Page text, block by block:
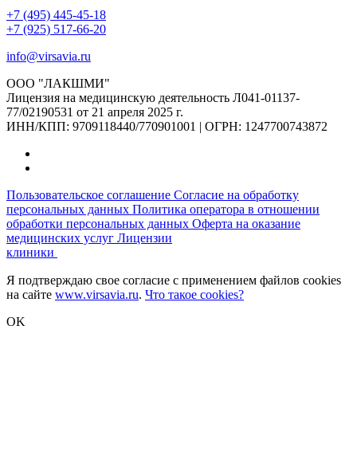
+7 (495) 445-45-18
+7 (925) 517-66-20
info@virsavia.ru
ООО "ЛАКШМИ"
Лицензия на медицинскую деятельность Л041-01137-
77/02190531 от 21 апреля 2025 г.
ИНН/КПП: 9709118440/770901001 | ОГРН: 1247700743872
Пользовательское соглашение Согласие на обработку
персональных данных Политика оператора в отношении
обработки персональных данных Оферта на оказание
медицинских услуг Лицензии
клиники
Я подтверждаю свое согласие с применением файлов cookies
на сайте www.virsavia.ru. Что такое cookies?
OK